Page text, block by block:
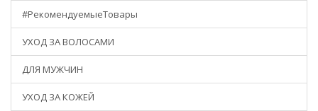
#РекомендуемыеТовары
УХОД ЗА ВОЛОСАМИ
ДЛЯ МУЖЧИН
УХОД ЗА КОЖЕЙ